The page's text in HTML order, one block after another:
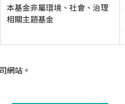
本基金非屬環境、社會、治理
相關主題基金
網站。